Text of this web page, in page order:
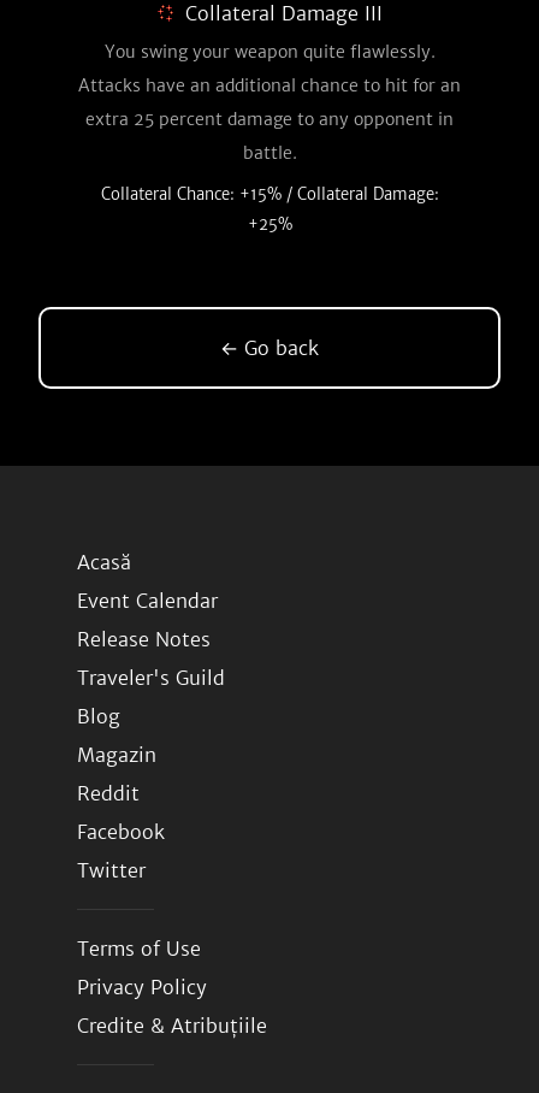
Collateral Damage III
You swing your weapon quite flawlessly.
Attacks have an additional chance to hit for an
extra 25 percent damage to any opponent in
battle.
Collateral Chance: +15% / Collateral Damage:
+25%
← Go back
Acasă
Event Calendar
Release Notes
Traveler's Guild
Blog
Magazin
Reddit
Facebook
Twitter
Terms of Use
Privacy Policy
Credite & Atribuțiile